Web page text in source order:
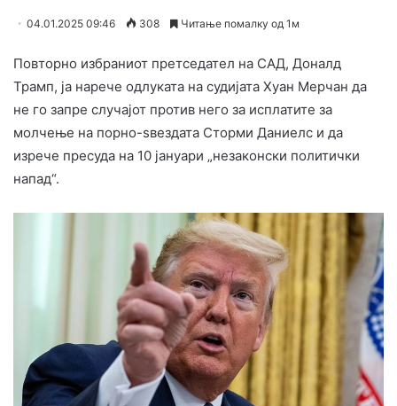
04.01.2025 09:46 308 Читање помалку од 1м
Повторно избраниот претседател на САД, Доналд
Трамп, ја нарече одлуката на судијата Хуан Мерчан да
не го запре случајот против него за исплатите за
молчење на порно-ѕвездата Сторми Даниелс и да
изрече пресуда на 10 јануари „незаконски политички
напад“.